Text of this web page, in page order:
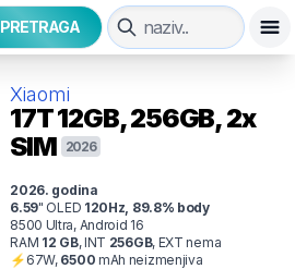
PRETRAGA
Xiaomi
17T12GB, 256GB, 2x
SIM
2026
2026. godina
6.59" OLED 120Hz 89.8% body
8500 Ultra, Android 16
RAM 12 GB,INT 256GB, EXT nema
⚡ 67W, 6500 mAh neizmenjiva